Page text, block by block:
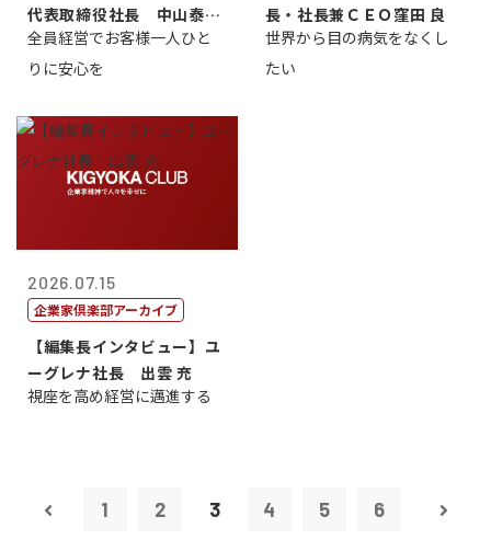
代表取締役社長 中山泰
男
全員経営でお客様一人ひと
りに安心を
長・社長兼ＣＥＯ窪田 良
世界から目の病気をなくし
たい
2026.07.15
企業家倶楽部アーカイブ
【編集長インタビュー】ユ
ーグレナ社長 出雲 充
視座を高め経営に邁進する
1 2 3 4 5 6